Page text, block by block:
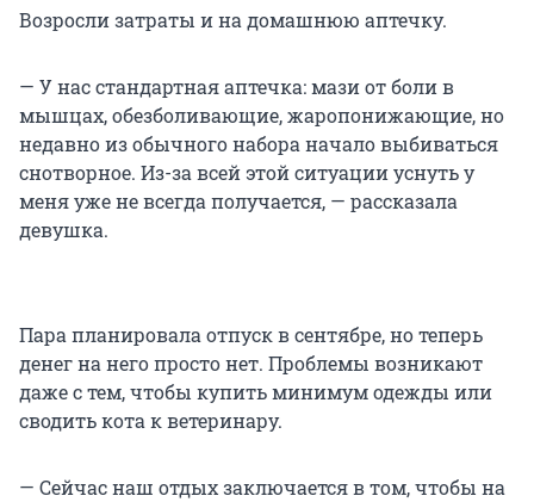
Возросли затраты и на домашнюю аптечку.
— У нас стандартная аптечка: мази от боли в
мышцах, обезболивающие, жаропонижающие, но
недавно из обычного набора начало выбиваться
снотворное. Из-за всей этой ситуации уснуть у
меня уже не всегда получается, — рассказала
девушка.
Пара планировала отпуск в сентябре, но теперь
денег на него просто нет. Проблемы возникают
даже с тем, чтобы купить минимум одежды или
сводить кота к ветеринару.
— Сейчас наш отдых заключается в том, чтобы на